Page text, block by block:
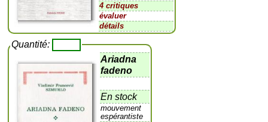
4 critiques
évaluer
détails
Quantité:
Ariadna
fadeno
En stock
mouvement
espérantiste